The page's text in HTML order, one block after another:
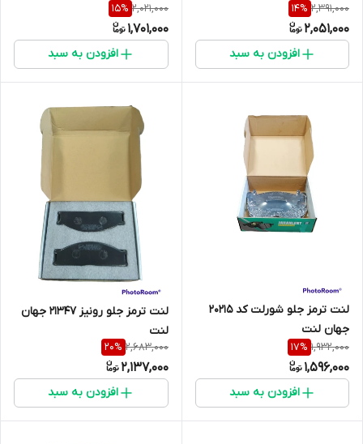
2,391,000
14%
2,051,000
افزودن به سبد
2,021,000
15%
1,701,000
افزودن به سبد
لنت ترمز جلو شورلت کد 20215
جهان لنت
1,932,000
17%
1,596,000
افزودن به سبد
لنت ترمز جلو رونیز 21347 جهان
لنت
2,683,000
20%
2,137,000
افزودن به سبد